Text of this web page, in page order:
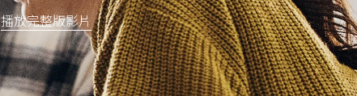
播放完整版影片